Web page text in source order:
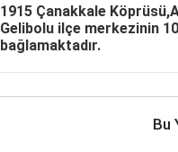
1915 Çanakkale
Gelibolu ilçe merkezinin
bağlamaktadır.
Bu